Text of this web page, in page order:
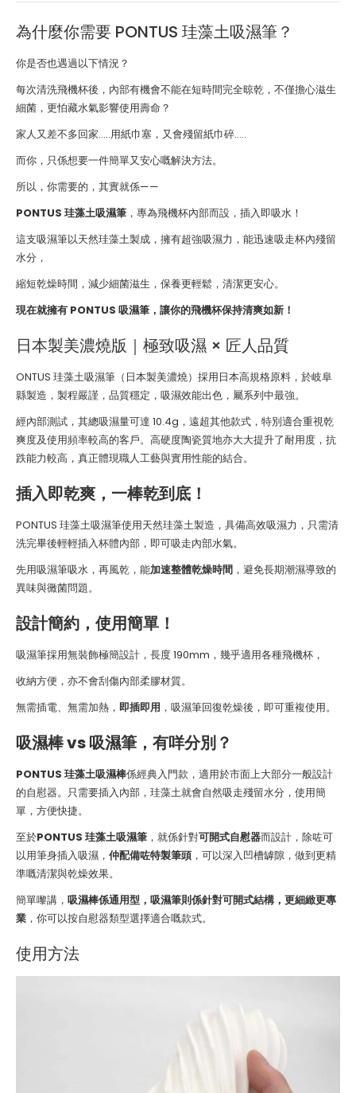
為什麼你需要 PONTUS 珪藻土吸濕筆？
你是否也遇過以下情況？
每次清洗飛機杯後，內部有機會不能在短時間完全晾乾，不僅擔心滋生
細菌，更怕藏水氣影響使用壽命？
家人又差不多回家.....用紙巾塞，又會殘留紙巾碎.....
而你，只係想要一件簡單又安心嘅解決方法。
所以，你需要的，其實就係——
PONTUS 珪藻土吸濕筆 ，專為飛機杯內部而設，插入即吸水！
這支吸濕筆以天然珪藻土製成，擁有超強吸濕力，能迅速吸走杯內殘留
水分，
縮短乾燥時間，減少細菌滋生，保養更輕鬆，清潔更安心。
現在就擁有 PONTUS 吸濕筆，讓你的飛機杯保持清爽如新！
日本製美濃燒版｜極致吸濕 × 匠人品質
ONTUS 珪藻土吸濕筆（日本製美濃燒）採用日本高規格原料，於岐阜
縣製造，製程嚴謹，品質穩定，吸濕效能出色，屬系列中最強。
經內部測試，其總吸濕量可達 10.4g，遠超其他款式，特別適合重視乾
爽度及使用頻率較高的客戶。高硬度陶瓷質地亦大大提升了耐用度，抗
跌能力較高，真正體現職人工藝與實用性能的結合。
插入即乾爽，一棒乾到底！
PONTUS 珪藻土吸濕筆使用天然珪藻土製造，具備高效吸濕力，只需清
洗完畢後輕輕插入杯體內部，即可吸走內部水氣。
先用吸濕筆吸水，再風乾，能加速整體乾燥時間 ，避免長期潮濕導致的
異味與黴菌問題。
設計簡約，使用簡單！
吸濕筆採用無裝飾極簡設計，長度 190mm，幾乎適用各種飛機杯，
收納方便，亦不會刮傷內部柔膠材質。
無需插電、無需加熱， 即插即用 ，吸濕筆回復乾燥後，即可重複使用。
吸濕棒 vs 吸濕筆，有咩分別？
PONTUS 珪藻土吸濕棒係經典入門款，適用於市面上大部分一般設計
的自慰器。只需要插入內部，珪藻土就會自然吸走殘留水分，使用簡
單，方便快捷。
至於PONTUS 珪藻土吸濕筆 ，就係針對可開式自慰器而設計，除咗可
以用筆身插入吸濕， 仲配備咗特製筆頭 ，可以深入凹槽罅隙，做到更精
準嘅清潔與乾燥效果。
簡單嚟講， 吸濕棒係通用型，吸濕筆則係針對可開式結構，更細緻更專
業 ，你可以按自慰器類型選擇適合嘅款式。
使用方法